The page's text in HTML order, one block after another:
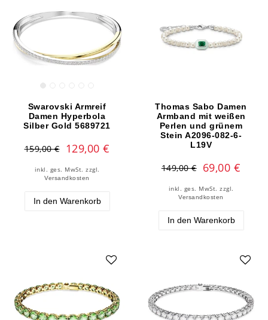
Swarovski Armreif
Damen Hyperbola
Silber Gold 5689721
159,00 € 129,00 €
inkl. ges. MwSt. zzgl.
Versandkosten
In den Warenkorb
Thomas Sabo Damen
Armband mit weißen
Perlen und grünem
Stein A2096-082-6-
L19V
149,00 € 69,00 €
inkl. ges. MwSt. zzgl.
Versandkosten
In den Warenkorb